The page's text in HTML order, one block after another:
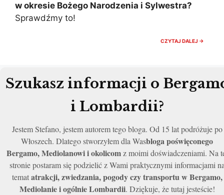
w okresie Bożego Narodzenia i Sylwestra?
Sprawdźmy to!
CZYTAJ DALEJ →
Szukasz informacji o
i Lombardii?
Jestem Stefano, jestem autorem tego bloga. Od 15 lat podróżuje po
Włoszech. Dlatego stworzyłem dla Wasbloga poświęconego
Bergamo, Mediolanowi i okolicomz moimi doświadczeniami. Na
stronie postaram się podzielić z Wami praktycznymi informacjami
tematatrakcji, zwiedzania, pogody czy transportu w Bergamo,
Mediolanie i ogólnie Lombardii. Dziękuje, że tutaj jesteście!